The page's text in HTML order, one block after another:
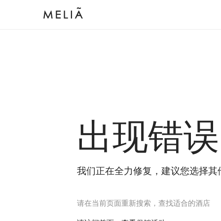
出现错误
我们正在全力修复，建议您选择其
请在当前页面重新搜索，查找适合的酒店